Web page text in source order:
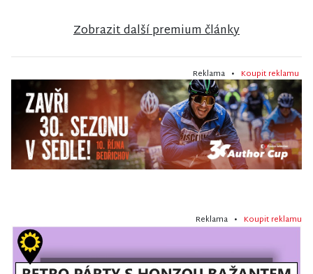
Zobrazit další premium články
Reklama • Koupit reklamu
Reklama • Koupit reklamu